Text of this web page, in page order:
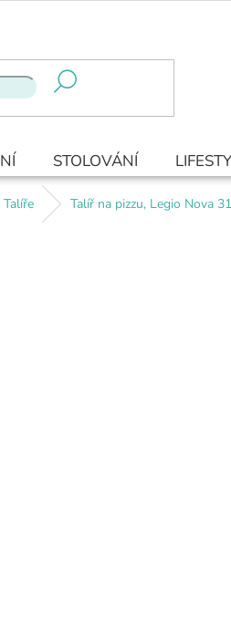
STOLOVÁNÍ
Talíře Talíř na pizzu, Legio Nova